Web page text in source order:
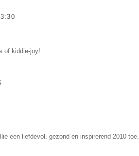
of kiddie-joy!
een liefdevol, gezond en inspirerend 2010 toe.